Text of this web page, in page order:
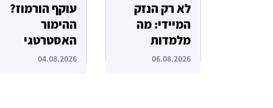
לא רק הנזק
המיידי: מה
מלמדות
תקיפות הסייבר
06.08.2026
עוקף הורמוז?
ההימור
האסטרטגי
הבעייתי של
04.08.2026